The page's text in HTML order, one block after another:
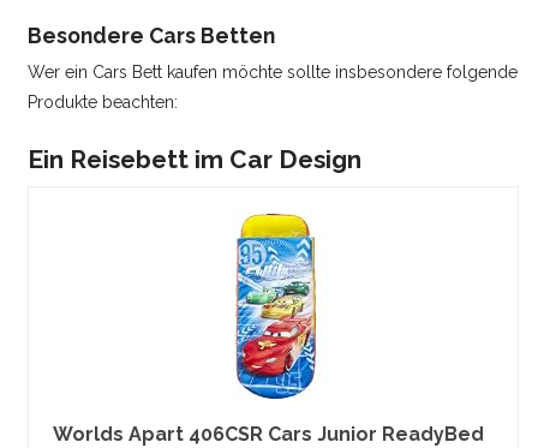
Besondere Cars Betten
Wer ein Cars Bett kaufen möchte sollte insbesondere folgende
Produkte beachten:
Ein Reisebett im Car Design
Worlds Apart 406CSR Cars Junior ReadyBed